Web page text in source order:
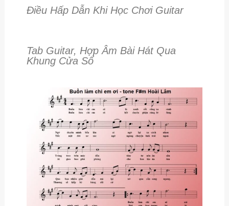
Điều Hấp Dẫn Khi Học Chơi Guitar
Tab Guitar, Hợp Âm Bài Hát Qua
Khung Cửa Sổ